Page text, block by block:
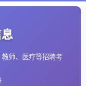
师、医疗等招聘考